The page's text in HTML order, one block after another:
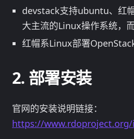
devstack支持ubuntu、红
大主流的Linux操作系统，
红帽系Linux部署
部署安装
官网的安装说明链接：
https://